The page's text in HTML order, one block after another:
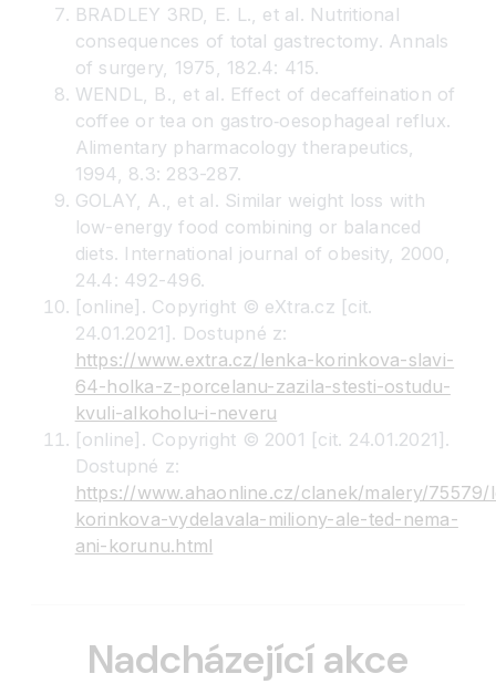
BRADLEY 3RD, E. L., et al. Nutritional
consequences of total gastrectomy. Annals
of surgery, 1975, 182.4: 415.
WENDL, B., et al. Effect of decaffeination of
coffee or tea on gastro‐oesophageal reflux.
Alimentary pharmacology therapeutics,
1994, 8.3: 283-287.
GOLAY, A., et al. Similar weight loss with
low-energy food combining or balanced
diets. International journal of obesity, 2000,
24.4: 492-496.
[online]. Copyright © eXtra.cz [cit.
24.01.2021]. Dostupné z:
https://www.extra.cz/lenka-korinkova-slavi-
64-holka-z-porcelanu-zazila-stesti-ostudu-
kvuli-alkoholu-i-neveru
[online]. Copyright © 2001 [cit. 24.01.2021].
Dostupné z:
https://www.ahaonline.cz/clanek/malery/75579/
korinkova-vydelavala-miliony-ale-ted-nema-
ani-korunu.html
Nadcházející akce